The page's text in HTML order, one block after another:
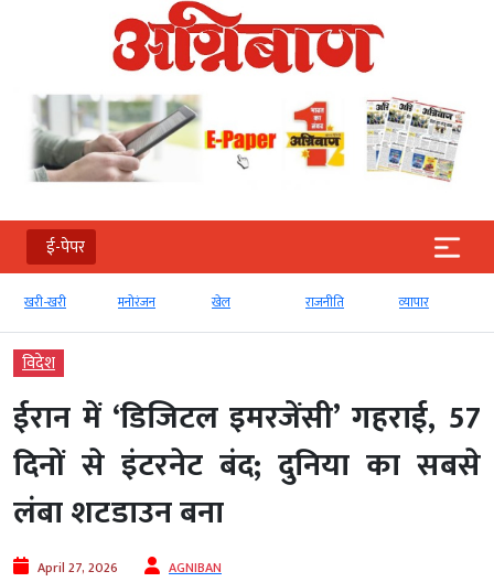
ई-पेपर
खरी-खरी मनोरंजन खेल राजनीति व्‍यापार
विदेश
ईरान में ‘डिजिटल इमरजेंसी’ गहराई, 57
दिनों से इंटरनेट बंद; दुनिया का सबसे
लंबा शटडाउन बना
April 27, 2026 AGNIBAN